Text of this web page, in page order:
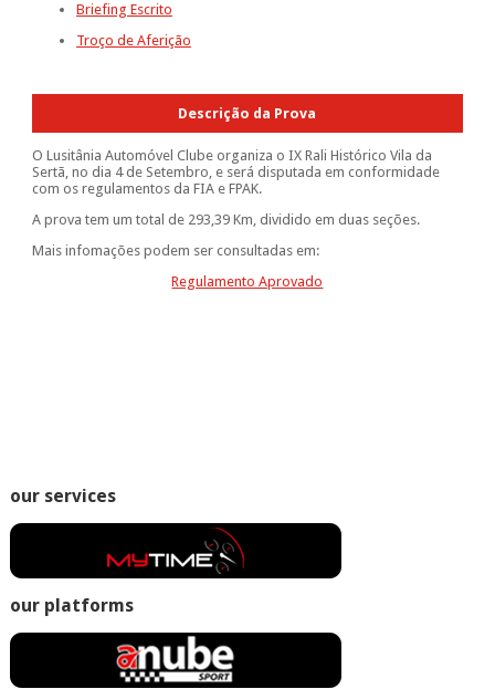
Briefing Escrito
Troço de Aferição
Descrição da Prova
O Lusitânia Automóvel Clube organiza o IX Rali Histórico Vila da
Sertã, no dia 4 de Setembro, e será disputada em conformidade
com os regulamentos da FIA e FPAK.
A prova tem um total de 293,39 Km, dividido em duas seções.
Mais infomações podem ser consultadas em:
Regulamento Aprovado
our services
our platforms